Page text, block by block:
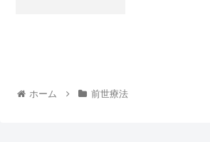
ホーム 前世療法